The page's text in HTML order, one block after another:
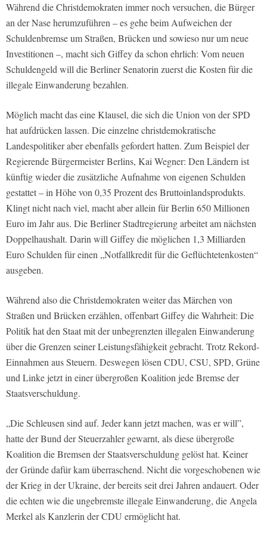
Während die Christdemokraten immer noch versuchen, die Bürger
an der Nase herumzuführen – es gehe beim Aufweichen der
Schuldenbremse um Straßen, Brücken und sowieso nur um neue
Investitionen –, macht sich Giffey da schon ehrlich: Vom neuen
Schuldengeld will die Berliner Senatorin zuerst die Kosten für die
illegale Einwanderung bezahlen.
Möglich macht das eine Klausel, die sich die Union von der SPD
hat aufdrücken lassen. Die einzelne christdemokratische
Landespolitiker aber ebenfalls gefordert hatten. Zum Beispiel der
Regierende Bürgermeister Berlins, Kai Wegner: Den Ländern ist
künftig wieder die zusätzliche Aufnahme von eigenen Schulden
gestattet – in Höhe von 0,35 Prozent des Bruttoinlandsprodukts.
Klingt nicht nach viel, macht aber allein für Berlin 650 Millionen
Euro im Jahr aus. Die Berliner Stadtregierung arbeitet am nächsten
Doppelhaushalt. Darin will Giffey die möglichen 1,3 Milliarden
Euro Schulden für einen „Notfallkredit für die Geflüchtetenkosten“
ausgeben.
Während also die Christdemokraten weiter das Märchen von
Straßen und Brücken erzählen, offenbart Giffey die Wahrheit: Die
Politik hat den Staat mit der unbegrenzten illegalen Einwanderung
über die Grenzen seiner Leistungsfähigkeit gebracht. Trotz Rekord-
Einnahmen aus Steuern. Deswegen lösen CDU, CSU, SPD, Grüne
und Linke jetzt in einer übergroßen Koalition jede Bremse der
Staatsverschuldung.
„Die Schleusen sind auf. Jeder kann jetzt machen, was er will”,
hatte der Bund der Steuerzahler gewarnt, als diese übergroße
Koalition die Bremsen der Staatsverschuldung gelöst hat. Keiner
der Gründe dafür kam überraschend. Nicht die vorgeschobenen wie
der Krieg in der Ukraine, der bereits seit drei Jahren andauert. Oder
die echten wie die ungebremste illegale Einwanderung, die Angela
Merkel als Kanzlerin der CDU ermöglicht hat.